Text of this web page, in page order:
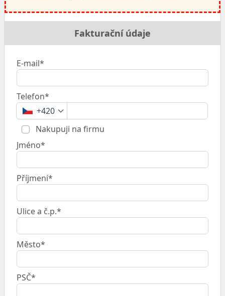
Fakturační údaje
E-mail*
Telefon*
+420
Nakupuji na firmu
Jméno*
Příjmení*
Ulice a č.p.*
Město*
PSČ*